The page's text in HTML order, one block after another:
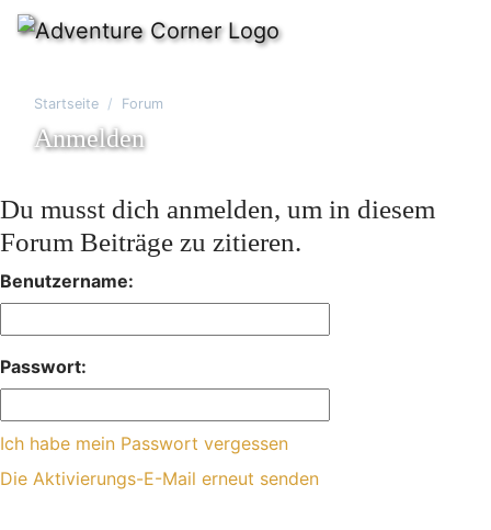
Startseite Forum
Anmelden
Du musst dich anmelden, um in diesem
Forum Beiträge zu zitieren.
Benutzername:
Passwort:
Ich habe mein Passwort vergessen
Die Aktivierungs-E-Mail erneut senden